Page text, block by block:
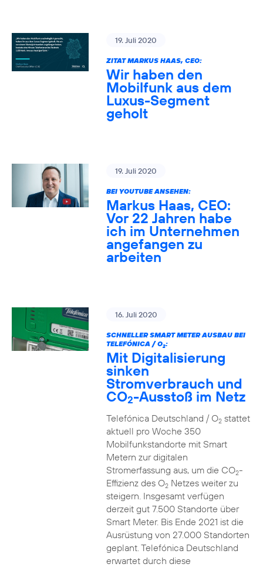
19. Juli 2020
ZITAT MARKUS HAAS, CEO:
Wir haben den
Mobilfunk aus dem
Luxus-Segment
geholt
19. Juli 2020
BEI YOUTUBE ANSEHEN:
Markus Haas, CEO:
Vor 22 Jahren habe
ich im Unternehmen
angefangen zu
arbeiten
16. Juli 2020
SCHNELLER SMART METER AUSBAU BEI
TELEFÓNICA / O2:
Mit Digitalisierung
sinken
Stromverbrauch und
CO2-Ausstoß im Netz
Telefónica Deutschland / O2stattet
aktuell pro Woche 350
Mobilfunkstandorte mit Smart
Metern zur digitalen
Stromerfassung aus, um die CO2-
Effizienz des O2Netzes weiter zu
steigern. Insgesamt verfügen
derzeit gut 7.500 Standorte über
Smart Meter. Bis Ende 2021 ist die
Ausrüstung von 27.000 Standorten
geplant. Telefónica Deutschland
erwartet durch diese